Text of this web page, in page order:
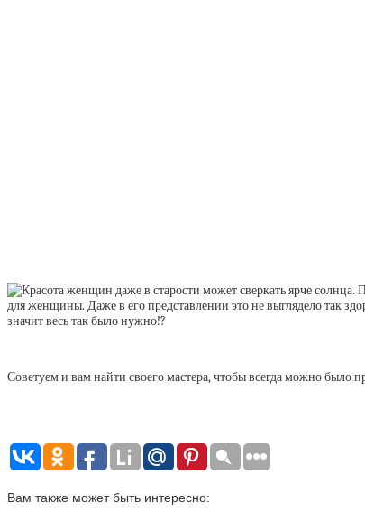
для женщины. Даже в его представлении это не выглядело так
значит весь так было нужно!?
Советуем и вам найти своего мастера, чтобы всегда можно было
Вам также может быть интересно: